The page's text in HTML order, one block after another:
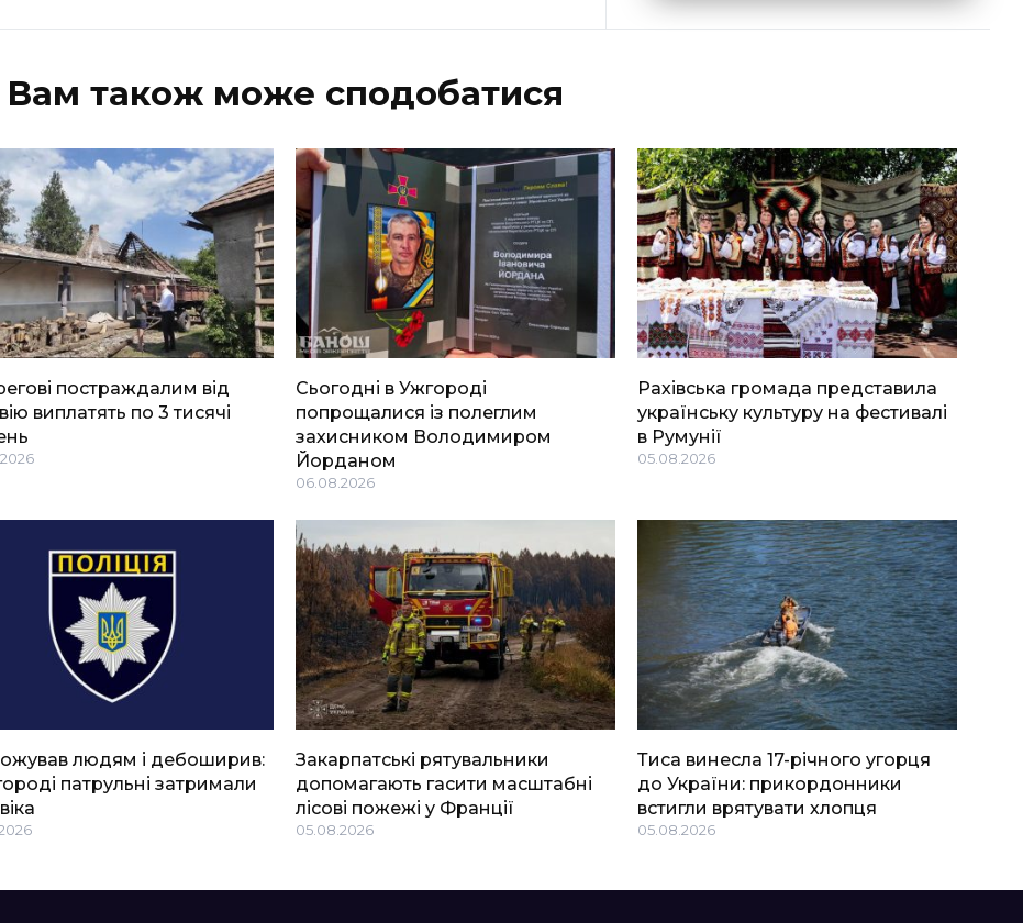
Вам також може сподобатися
постраждалим від
виплатять по 3 тисячі
Сьогодні в Ужгороді
попрощалися із полеглим
захисником Володимиром
Йорданом
06.08.2026
Рахівська громада представила
українську культуру на фестивалі
в Румунії
05.08.2026
людям і дебоширив:
патрульні затримали
Закарпатські рятувальники
допомагають гасити масштабні
лісові пожежі у Франції
05.08.2026
Тиса винесла 17-річного угорця
до України: прикордонники
встигли врятувати хлопця
05.08.2026